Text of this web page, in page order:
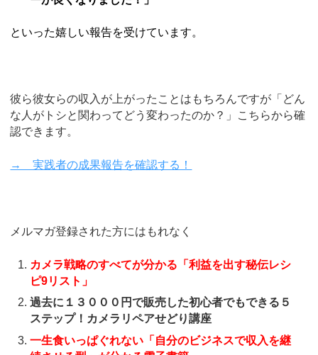
といった嬉しい報告を受けています。
彼ら彼女らの収入が上がったことはもちろんですが「どん
な人がトシと関わってどう変わったのか？」こちらから確
認できます。
→ 実践者の成果報告を確認する！
メルマガ登録された方にはもれなく
カメラ戦略のすべてが分かる「利益を出す秘伝レシ
ピ9リスト」
過去に１３０００円で販売した初心者でもできる５
ステップ！カメラリペアせどり講座
一生食いっぱぐれない「自分のビジネスで収入を継